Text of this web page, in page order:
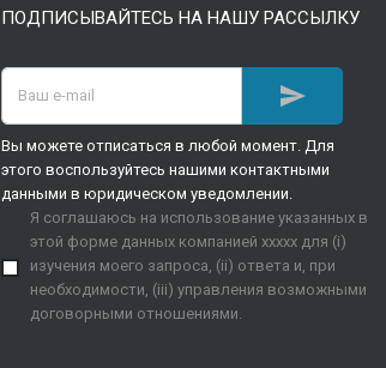
ПОДПИСЫВАЙТЕСЬ НА НАШУ РАССЫЛКУ

Вы можете отписаться в любой момент. Для
этого воспользуйтесь нашими контактными
данными в юридическом уведомлении.
Я соглашаюсь на использование указанных в
этой форме данных компанией xxxxx для (i)
изучения моего запроса, (ii) ответа и, при
необходимости, (iii) управления возможными
договорными отношениями.